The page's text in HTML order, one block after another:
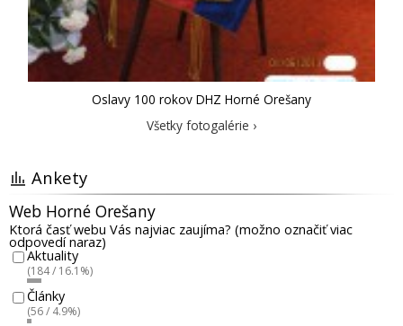
Oslavy 100 rokov DHZ Horné Orešany
Všetky fotogalérie ›
Ankety
Web Horné Orešany
Ktorá časť webu Vás najviac zaujíma? (možno označiť viac
odpovedí naraz)
Aktuality
(184 / 16.1%)
Články
(56 / 4.9%)